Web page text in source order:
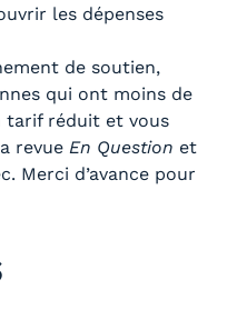
les dépenses
de soutien,
qui ont moins de
tarif réduit et vous
revue En Question et
Merci d’avance pour